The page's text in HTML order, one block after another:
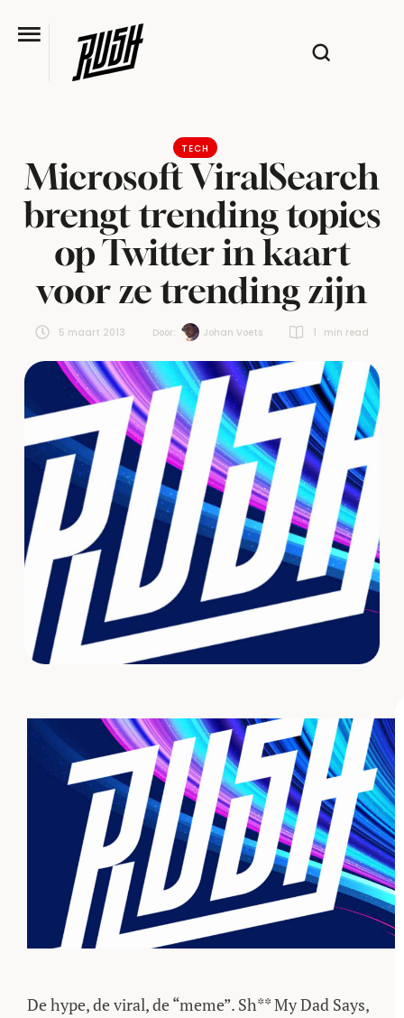
TECH
Microsoft ViralSearch
brengt trending topics
op Twitter in kaart
voor ze trending zijn
5 maart 2013 Door: Johan Voets 1 min read
De hype, de viral, de “meme”. Sh** My Dad Says,